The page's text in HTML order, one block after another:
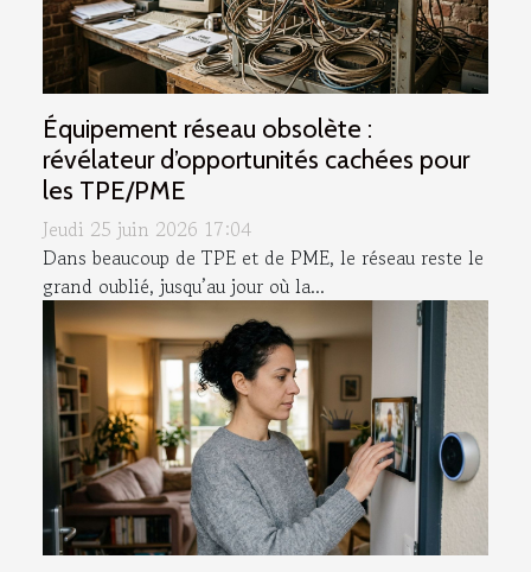
Équipement réseau obsolète :
révélateur d’opportunités cachées pour
les TPE/PME
Jeudi 25 juin 2026 17:04
Dans beaucoup de TPE et de PME, le réseau reste le
grand oublié, jusqu’au jour où la...